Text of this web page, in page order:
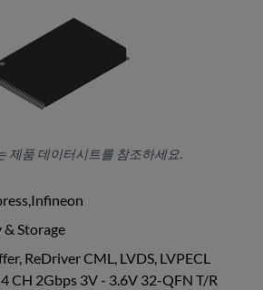
제품 데이터시트를 참조하세요.
Storage
ReDriver CML, LVDS, LVPECL
4 CH 2Gbps 3V - 3.6V 32-QFN T/R